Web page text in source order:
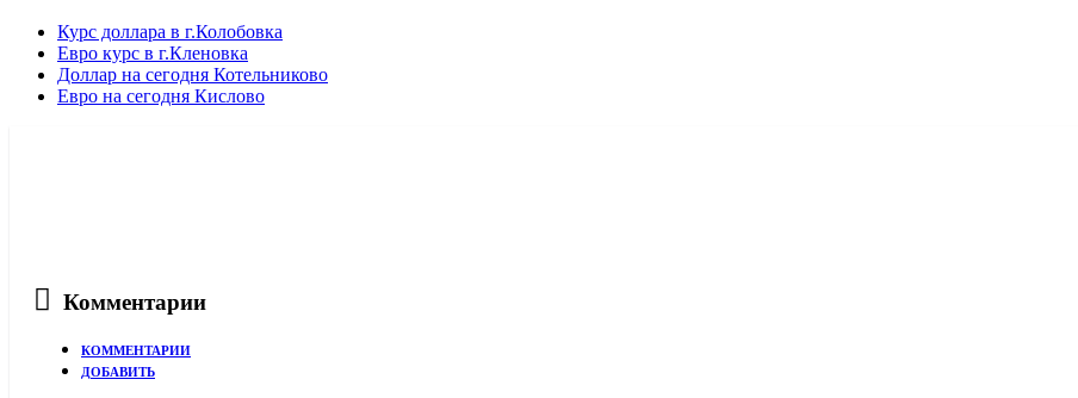
Курс доллара в г.Колобовка
Евро курс в г.Кленовка
Доллар на сегодня Котельниково
Евро на сегодня Кислово
Комментарии
КОММЕНТАРИИ
ДОБАВИТЬ